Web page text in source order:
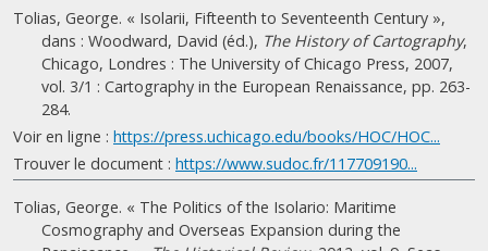
Tolias, George. « Isolarii, Fifteenth to Seventeenth Century »,
dans : Woodward, David (éd.), The History of Cartography,
Chicago, Londres : The University of Chicago Press, 2007,
vol. 3/1 : Cartography in the European Renaissance, pp. 263-
284.
Voir en ligne : https://press.uchicago.edu/books/HOC/HOC...
Trouver le document : https://www.sudoc.fr/117709190...
Tolias, George. « The Politics of the Isolario: Maritime
Cosmography and Overseas Expansion during the